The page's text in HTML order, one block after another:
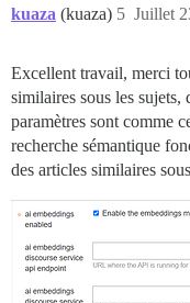
kuaza (kuaza) Juillet
5
Excellent travail, merci
similaires sous les sujets,
paramètres sont comme
recherche sémantique
des articles similaires